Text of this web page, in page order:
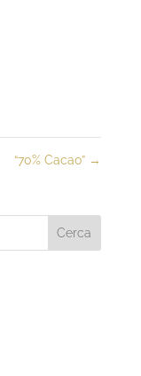
“70% Cacao” →